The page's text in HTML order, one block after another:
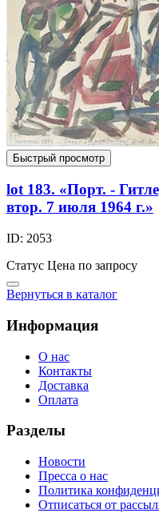
Быстрый просмотр
lot 183. «Порт. -
втор. 7 июля 1964 г.»
ID: 2053
Статус Цена по запросу
Вернуться в каталог
Информация
О нас
Контакты
Доставка
Оплата
Разделы
Новости
Пресса о нас
Политика
Отписаться от